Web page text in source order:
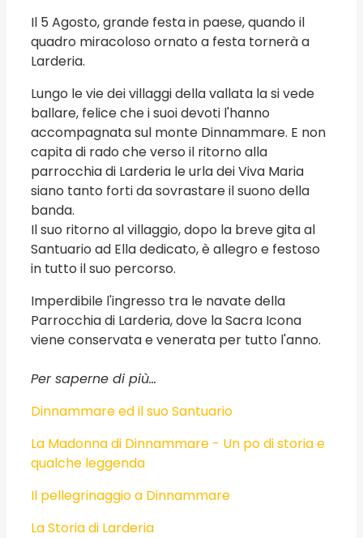
Il 5 Agosto, grande festa in paese, quando il
quadro miracoloso ornato a festa tornerà a
Larderia.
Lungo le vie dei villaggi della vallata la si vede
ballare, felice che i suoi devoti l'hanno
accompagnata sul monte Dinnammare. E non
capita di rado che verso il ritorno alla
parrocchia di Larderia le urla dei Viva Maria
siano tanto forti da sovrastare il suono della
banda.
Il suo ritorno al villaggio, dopo la breve gita al
Santuario ad Ella dedicato, è allegro e festoso
in tutto il suo percorso.
Imperdibile l'ingresso tra le navate della
Parrocchia di Larderia, dove la Sacra Icona
viene conservata e venerata per tutto l'anno.
Per saperne di più...
Dinnammare ed il suo Santuario
La Madonna di Dinnammare - Un po di storia e
qualche leggenda
Il pellegrinaggio a Dinnammare
La Storia di Larderia